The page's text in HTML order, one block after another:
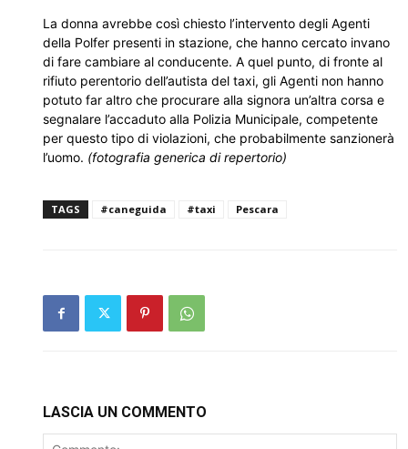
La donna avrebbe così chiesto l’intervento degli Agenti
della Polfer presenti in stazione, che hanno cercato invano
di fare cambiare al conducente. A quel punto, di fronte al
rifiuto perentorio dell’autista del taxi, gli Agenti non hanno
potuto far altro che procurare alla signora un’altra corsa e
segnalare l’accaduto alla Polizia Municipale, competente
per questo tipo di violazioni, che probabilmente sanzionerà
l’uomo. (fotografia generica di repertorio)
TAGS #caneguida #taxi Pescara
LASCIA UN COMMENTO